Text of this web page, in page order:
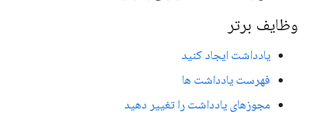
وظایف برتر
یادداشت ایجاد کنید
فهرست یادداشت ها
مجوزهای یادداشت را تغییر دهید